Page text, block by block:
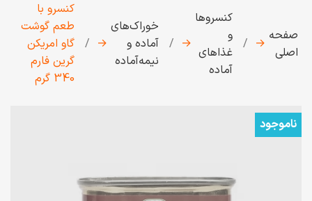
صفحه
اصلی
→
کنسروها
و
غذاهای
آماده
→
خوراک‌های
آماده و
نیمه‌آماده
→
کنسرو با
طعم گوشت
گاو امریکن
گرین فارم
340 گرم
ناموجود